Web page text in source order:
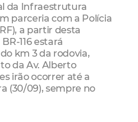
da Infraestrutura
parceria com a Polícia
a partir desta
116 estará
km 3 da rodovia,
da Av. Alberto
irão ocorrer até a
(30/09), sempre no